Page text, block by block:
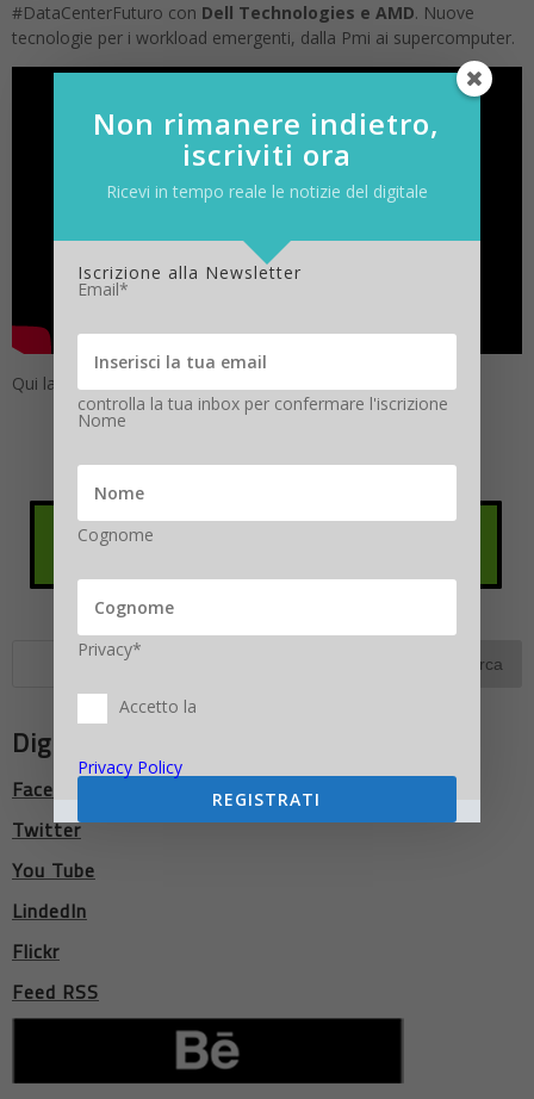
#DataCenterFuturo con Dell Technologies e AMD. Nuove
tecnologie per i workload emergenti, dalla Pmi ai supercomputer.
Qui la diretta Social
Digitalic Network
Facebook
Twitter
You Tube
LindedIn
Flickr
Feed RSS
Non rimanere indietro,
iscriviti ora
Ricevi in tempo reale le notizie del digitale
Iscrizione alla Newsletter
Email*
controlla la tua inbox per confermare l'iscrizione
Nome
Cognome
Privacy*
Accetto la
Privacy Policy
REGISTRATI